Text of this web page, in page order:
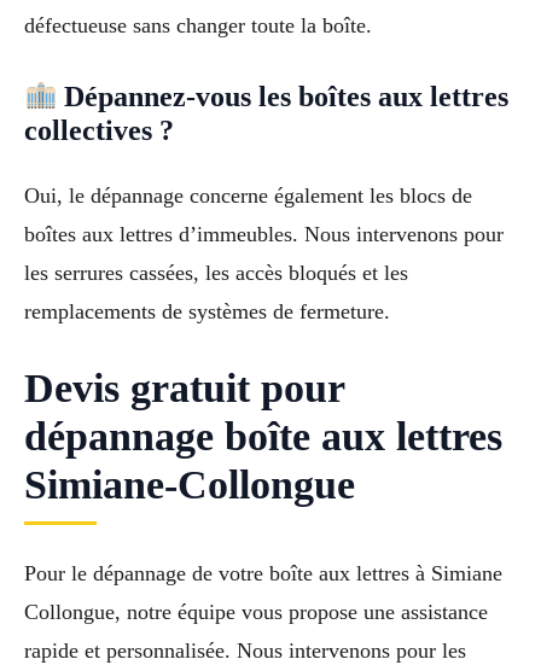
défectueuse sans changer toute la boîte.
Dépannez-vous les boîtes aux lettres
collectives ?
Oui, le dépannage concerne également les blocs de
boîtes aux lettres d’immeubles. Nous intervenons pour
les serrures cassées, les accès bloqués et les
remplacements de systèmes de fermeture.
Devis gratuit pour
dépannage boîte aux lettres
Simiane-Collongue
Pour le dépannage de votre boîte aux lettres à Simiane
Collongue, notre équipe vous propose une assistance
rapide et personnalisée. Nous intervenons pour les